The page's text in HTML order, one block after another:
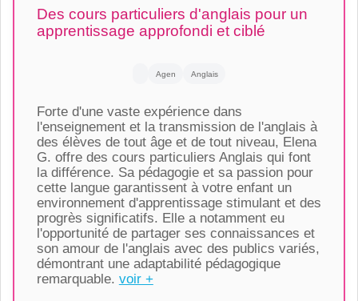
Des cours particuliers d'anglais pour un
apprentissage approfondi et ciblé
Agen Anglais
Forte d'une vaste expérience dans
l'enseignement et la transmission de l'anglais à
des élèves de tout âge et de tout niveau, Elena
G. offre des cours particuliers Anglais qui font
la différence. Sa pédagogie et sa passion pour
cette langue garantissent à votre enfant un
environnement d'apprentissage stimulant et des
progrès significatifs. Elle a notamment eu
l'opportunité de partager ses connaissances et
son amour de l'anglais avec des publics variés,
démontrant une adaptabilité pédagogique
remarquable. voir +